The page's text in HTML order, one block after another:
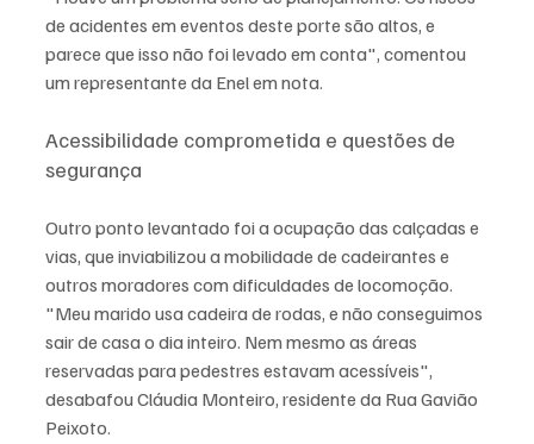
de acidentes em eventos deste porte são altos, e
parece que isso não foi levado em conta", comentou
um representante da Enel em nota.
Acessibilidade comprometida e questões de
segurança
Outro ponto levantado foi a ocupação das calçadas e
vias, que inviabilizou a mobilidade de cadeirantes e
outros moradores com dificuldades de locomoção.
"Meu marido usa cadeira de rodas, e não conseguimos
sair de casa o dia inteiro. Nem mesmo as áreas
reservadas para pedestres estavam acessíveis",
desabafou Cláudia Monteiro, residente da Rua Gavião
Peixoto.